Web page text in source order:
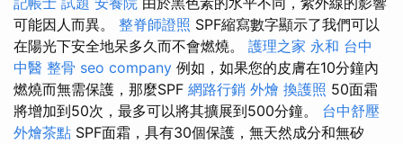
可能因人而異。 整脊師證照 SPF縮寫數字顯示了我們可以
在陽光下安全地呆多久而不會燃燒。 護理之家 永和 台中
中醫 整骨 seo company 例如，如果您的皮膚在10分鐘內
燃燒而無需保護，那麼SPF 網路行銷 外燴 換護照 50面霜
將增加到50次，最多可以將其擴展到500分鐘。 台中舒壓
外燴茶點 SPF面霜，具有30個保護，無天然成分和無矽